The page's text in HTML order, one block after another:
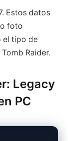
Estos datos
foto
el tipo de
Raider.
Legacy
PC